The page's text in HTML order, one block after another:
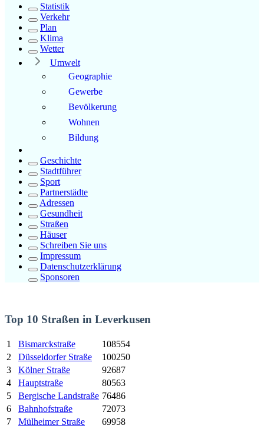
Statistik
Verkehr
Plan
Klima
Wetter
Umwelt
Geographie
Gewerbe
Bevölkerung
Wohnen
Bildung
Geschichte
Stadtführer
Sport
Partnerstädte
Adressen
Gesundheit
Straßen
Häuser
Schreiben Sie uns
Impressum
Datenschutzerklärung
Sponsoren
Top 10 Straßen in Leverkusen
1 Bismarckstraße
108554
2
Düsseldorfer Straße
100250
3
Kölner Straße
92687
4
Hauptstraße
80563
5
Bergische Landstraße 76486
6
Bahnhofstraße
72073
7
Mülheimer Straße
69958